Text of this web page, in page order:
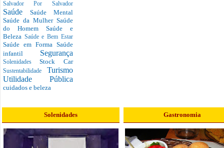
Salvador Por Salvador
Saúde Saúde Mental
Saúde da Mulher Saúde
do Homem Saúde e
Beleza Saúde e Bem Estar
Saúde em Forma Saúde
infantil Segurança
SolenidadesStock Car
Sustentabilidade Turismo
Utilidade Pública
cuidados e beleza
Solenidades Gastronomia